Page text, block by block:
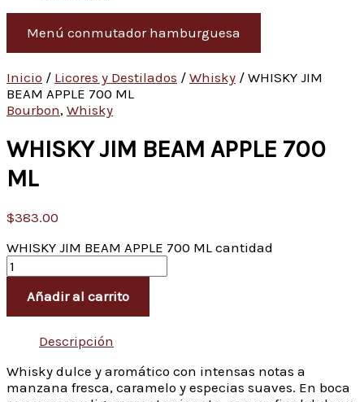
Menú conmutador hamburguesa
Inicio / Licores y Destilados / Whisky / WHISKY JIM
BEAM APPLE 700 ML
Bourbon, Whisky
WHISKY JIM BEAM APPLE 700
ML
$383.00
WHISKY JIM BEAM APPLE 700 ML cantidad
Añadir al carrito
Descripción
Whisky dulce y aromático con intensas notas a
manzana fresca, caramelo y especias suaves. En boca